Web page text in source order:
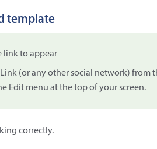
template
link to appear
(or any other social network) from
Edit menu at the top of your screen.
correctly.